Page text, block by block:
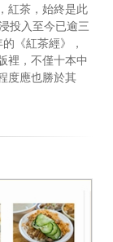
紅茶，始終是此
投入至今已逾三
《紅茶經》，
裡，不僅十本中
度應也勝於其